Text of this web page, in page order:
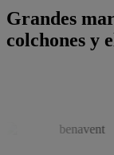
Grandes
colchones y